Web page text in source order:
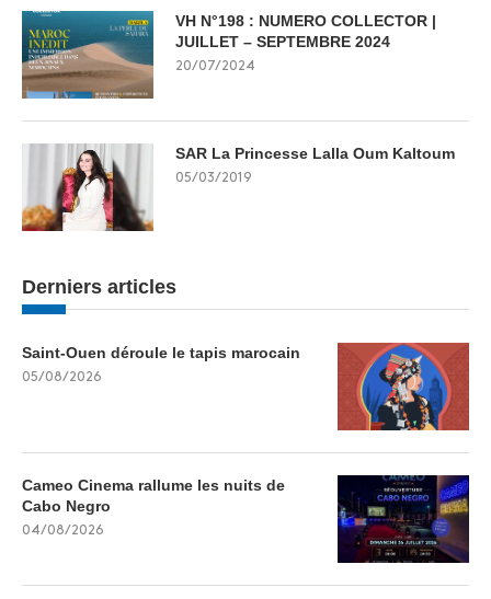
VH N°198 : NUMERO COLLECTOR |
JUILLET – SEPTEMBRE 2024
20/07/2024
SAR La Princesse Lalla Oum Kaltoum
05/03/2019
Derniers articles
Saint-Ouen déroule le tapis marocain
05/08/2026
Cameo Cinema rallume les nuits de
Cabo Negro
04/08/2026